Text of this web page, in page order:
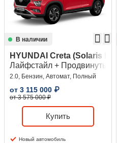
В наличии
HYUNDAI Creta (Solaris HC)
Лайфстайл + Продвинутый
2.0, Бензин, Автомат, Полный
от 3 115 000 ₽
от 3 575 000 ₽
Купить
Новый автомобиль